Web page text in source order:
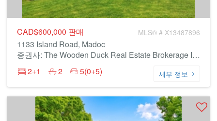
CAD$600,000 판매 MLS® # X13487896
1133 Island Road, Madoc
증권사: The Wooden Duck Real Estate Brokerage Inc.
2+1
2 5(0+5) 세부 정보